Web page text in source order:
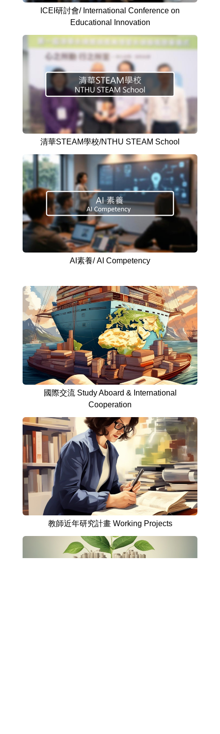
ICEI研討會/ International Conference on
Educational Innovation
清華STEAM學校/NTHU STEAM School
AI素養/ AI Competency
國際交流 Study Aboard & International
Cooperation
教師近年研究計畫 Working Projects